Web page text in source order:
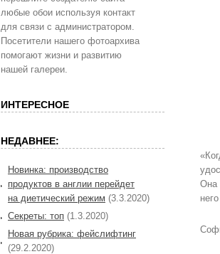
Она
любые обои используя контакт
для связи с администратором.
Посетители нашего фотоархива
помогают жизни и развитию
нашей галереи.
ИНТЕРЕСНОЕ
НЕДАВНЕЕ:
Новинка: производство
продуктов в англии перейдет
на диетический режим (3.3.2020)
Секреты: топ (1.3.2020)
Новая рубрика: фейслифтинг
(29.2.2020)